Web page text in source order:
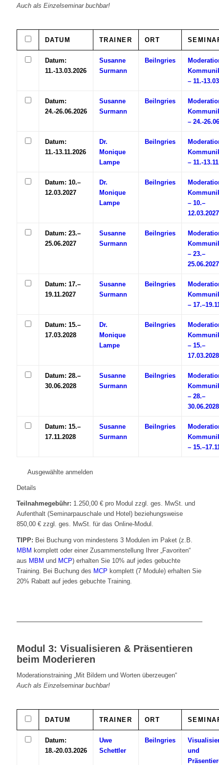
Auch als Einzelseminar buchbar!
DATUM TRAINER ORT
Datum:
11.-13.03.2026
Susanne
Surmann
Beilngries
– 11.-
Datum:
24.-26.06.2026
Susanne
Surmann
Beilngries
– 24.-
Datum:
11.-13.11.2026
Dr.
Monique
Lampe
Beilngries
– 11.-
Datum: 10.–
12.03.2027
Dr.
Monique
Lampe
Beilngries
– 10.–
12.03.2027
Datum: 23.–
25.06.2027
Susanne
Surmann
Beilngries
– 23.–
25.06.2027
Datum: 17.–
19.11.2027
Susanne
Surmann
Beilngries
–
Datum: 15.–
17.03.2028
Dr.
Monique
Lampe
Beilngries
– 15.–
17.03.2028
Datum: 28.–
30.06.2028
Susanne
Surmann
Beilngries
– 28.–
30.06.2028
Datum: 15.–
17.11.2028
Susanne
Surmann
Beilngries
–
Ausgewählte anmelden
Details
Teilnahmegebühr: 1.250,00 € pro Modul zzgl. ges. MwSt. und
Aufenthalt (Seminarpauschale und Hotel) beziehungsweise
850,00 € zzgl. ges. MwSt. für das Online-Modul.
TIPP: Bei Buchung von mindestens 3 Modulen im Paket (z.B.
MBM komplett oder einer Zusammenstellung Ihrer „Favoriten“
aus MBM und MCP) erhalten Sie 10% auf jedes gebuchte
Training. Bei Buchung des MCP komplett (7 Module) erhalten Sie
20% Rabatt auf jedes gebuchte Training.
Modul 3: Visualisieren & Präsentieren
beim Moderieren
Moderationstraining „Mit Bildern und Worten überzeugen“
Auch als Einzelseminar buchbar!
DATUM TRAINER ORT
Datum:
18.-20.03.2026
Uwe
Schettler
Beilngries
und